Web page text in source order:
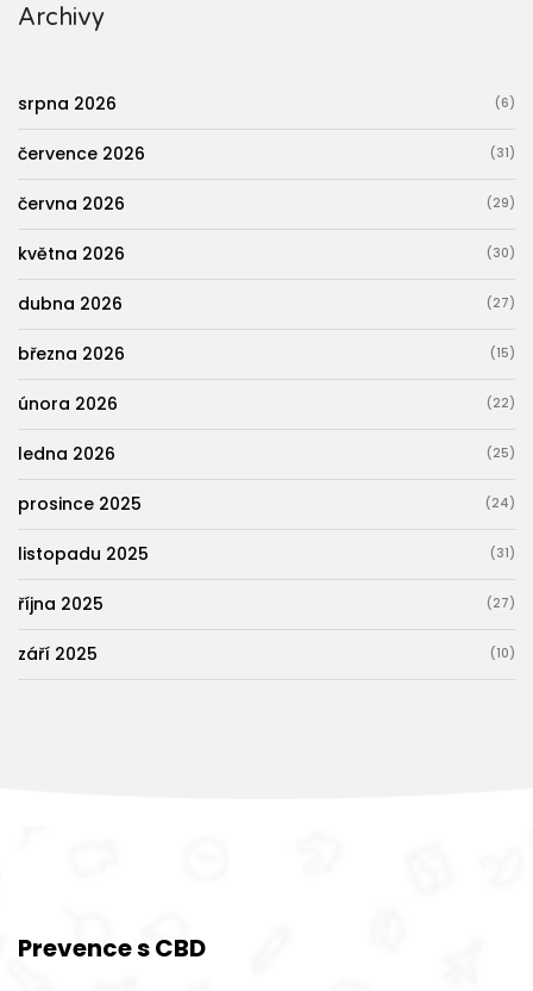
Archivy
srpna 2026 (6)
července 2026 (31)
června 2026 (29)
května 2026 (30)
dubna 2026 (27)
března 2026 (15)
února 2026 (22)
ledna 2026 (25)
prosince 2025 (24)
listopadu 2025 (31)
října 2025 (27)
září 2025 (10)
Prevence s CBD